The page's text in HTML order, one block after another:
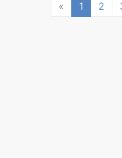
« Previous
1 2